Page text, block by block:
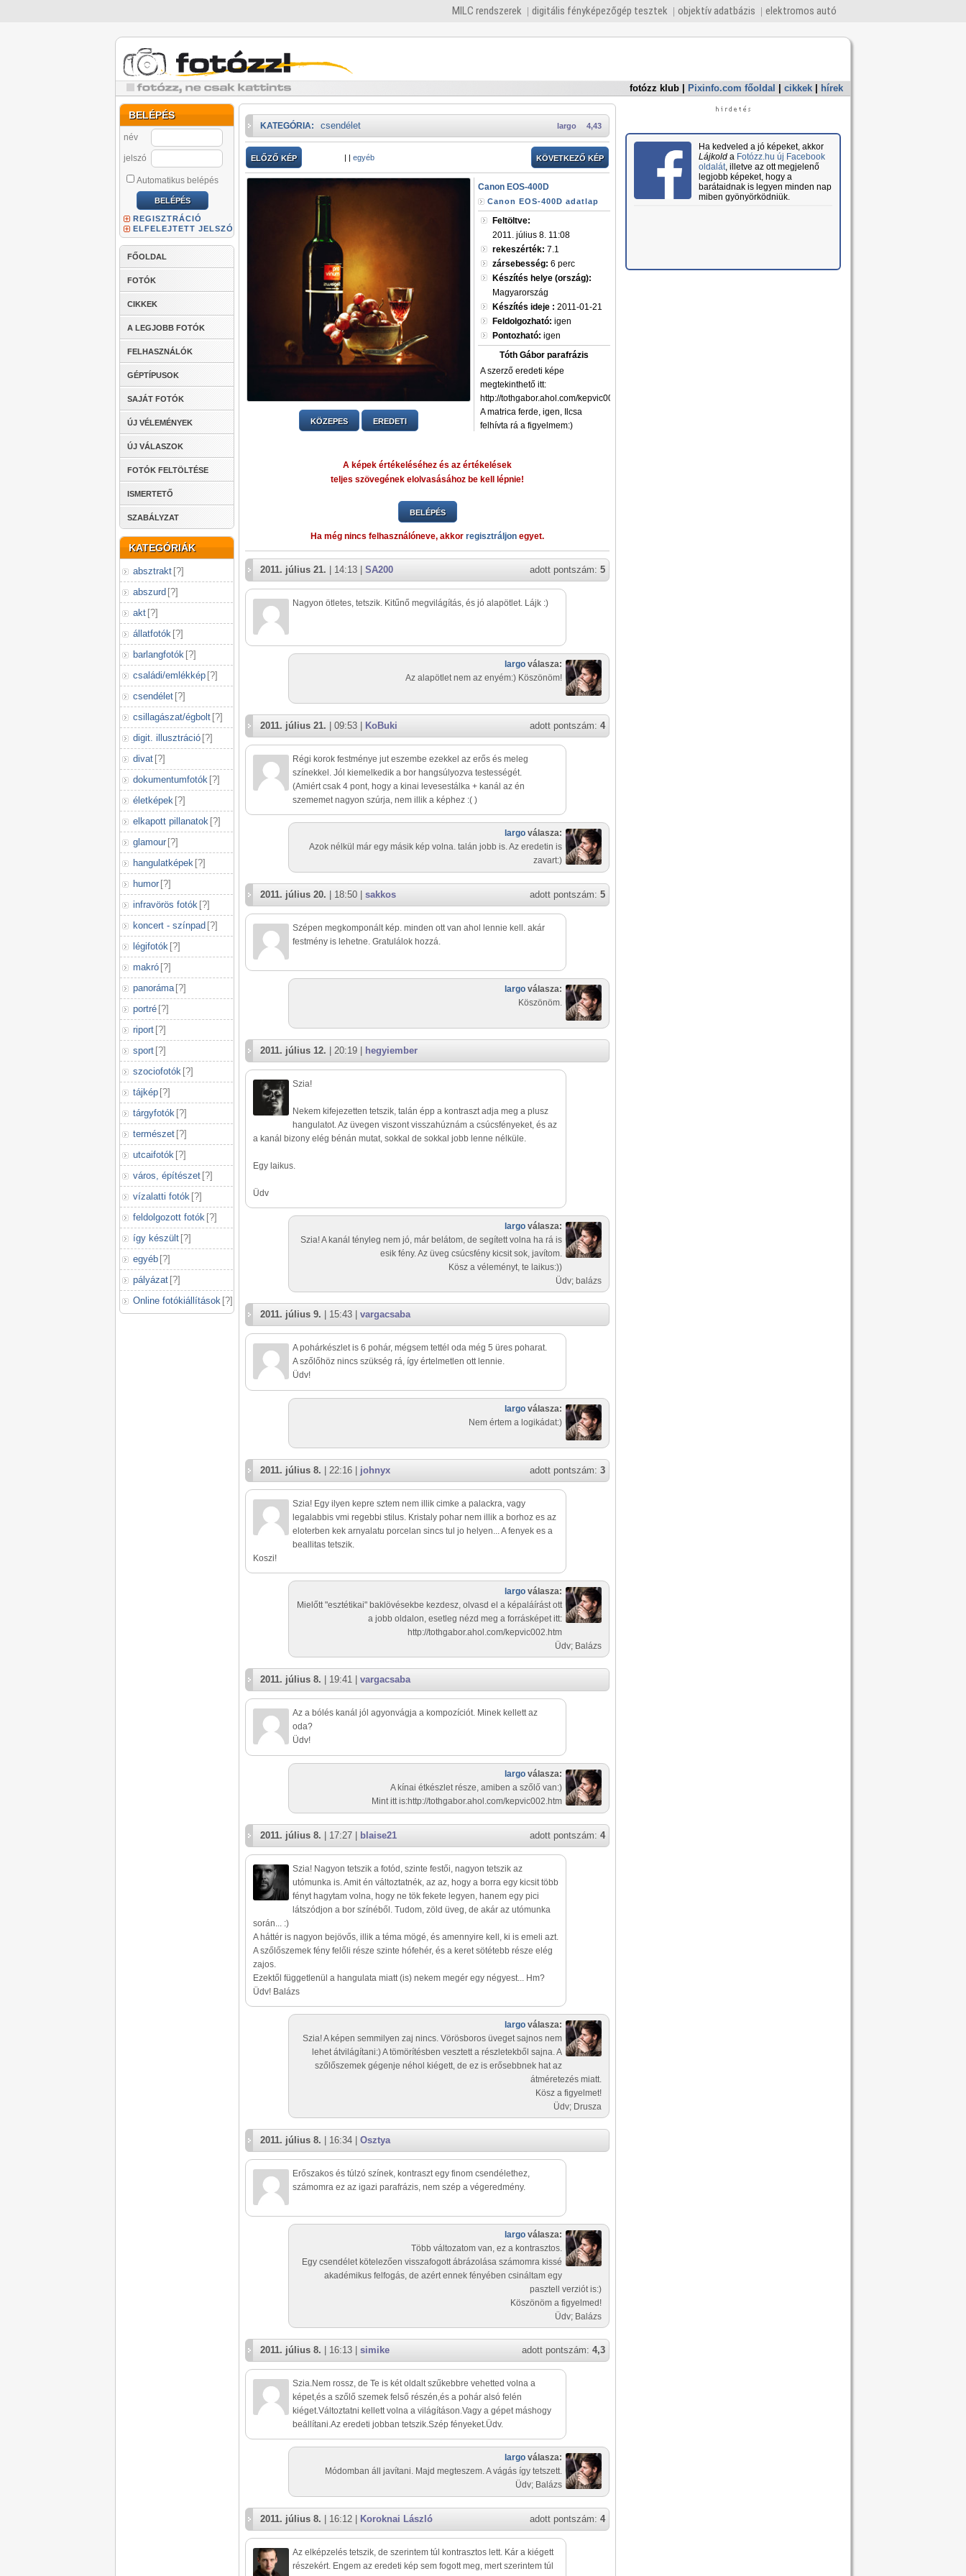
MILC rendszerek digitális fényképezőgép tesztek objektív adatbázis elektromos autó
fotózz klub Pixinfo.com főoldal cikkek hírek
BELÉPÉS
név
jelszó
Automatikus belépés
REGISZTRÁCIÓ
ELFELEJTETT JELSZÓ
FŐOLDAL
FOTÓK
CIKKEK
A LEGJOBB FOTÓK
FELHASZNÁLÓK
GÉPTÍPUSOK
SAJÁT FOTÓK
ÚJ VÉLEMÉNYEK
ÚJ VÁLASZOK
FOTÓK FELTÖLTÉSE
ISMERTETŐ
SZABÁLYZAT
KATEGÓRIÁK
absztrakt [?]
abszurd [?]
akt [?]
állatfotók [?]
barlangfotók [?]
családi/emlékkép [?]
csendélet [?]
csillagászat/égbolt [?]
digit. illusztráció [?]
divat [?]
dokumentumfotók [?]
életképek [?]
elkapott pillanatok [?]
glamour [?]
hangulatképek [?]
humor [?]
infravörös fotók [?]
koncert - színpad [?]
légifotók [?]
makró [?]
panoráma [?]
portré [?]
riport [?]
sport [?]
szociofotók [?]
tájkép [?]
tárgyfotók [?]
természet [?]
utcaifotók [?]
város, építészet [?]
vízalatti fotók [?]
feldolgozott fotók [?]
így készült [?]
egyéb [?]
pályázat [?]
Online fotókiállítások [?]
4,43
largo
KATEGÓRIA: csendélet
ELŐZŐ KÉP | | egyéb KÖVETKEZŐ KÉP
KÖZEPES EREDETI
Canon EOS-400D
Canon EOS-400D adatlap
Feltöltve:
2011. július 8. 11:08
rekeszérték: 7.1
zársebesség: 6 perc
Készítés helye (ország):
Magyarország
Készítés ideje : 2011-01-21
Feldolgozható: igen
Pontozható: igen
Tóth Gábor parafrázis
A szerző eredeti képe
megtekinthető itt:
http://tothgabor.ahol.com/kepvic002.htm
A matrica ferde, igen, Ilcsa
felhívta rá a figyelmem:)
A képek értékeléséhez és az értékelések
teljes szövegének elolvasásához be kell lépnie!
BELÉPÉS
Ha még nincs felhasználóneve, akkor regisztráljon egyet.
adott pontszám: 5
2011. július 21. | 14:13 | SA200
Nagyon ötletes, tetszik. Kitűnő megvilágítás, és jó alapötlet. Lájk :)
largo válasza:
Az alapötlet nem az enyém:) Köszönöm!
adott pontszám: 4
2011. július 21. | 09:53 | KoBuki
Régi korok festménye jut eszembe ezekkel az erős és meleg
színekkel. Jól kiemelkedik a bor hangsúlyozva testességét.
(Amiért csak 4 pont, hogy a kinai levesestálka + kanál az én
szememet nagyon szúrja, nem illik a képhez :( )
largo válasza:
Azok nélkül már egy másik kép volna. talán jobb is. Az eredetin is
zavart:)
adott pontszám: 5
2011. július 20. | 18:50 | sakkos
Szépen megkomponált kép. minden ott van ahol lennie kell. akár
festmény is lehetne. Gratulálok hozzá.
largo válasza:
Köszönöm.
2011. július 12. | 20:19 | hegyiember
Szia!
Nekem kifejezetten tetszik, talán épp a kontraszt adja meg a plusz
hangulatot. Az üvegen viszont visszahúznám a csúcsfényeket, és az
a kanál bizony elég bénán mutat, sokkal de sokkal jobb lenne nélküle.
Egy laikus.
Üdv
largo válasza:
Szia! A kanál tényleg nem jó, már belátom, de segített volna ha rá is
esik fény. Az üveg csúcsfény kicsit sok, javítom.
Kösz a véleményt, te laikus:))
Üdv; balázs
2011. július 9. | 15:43 | vargacsaba
A pohárkészlet is 6 pohár, mégsem tettél oda még 5 üres poharat.
A szőlőhöz nincs szükség rá, így értelmetlen ott lennie.
Üdv!
largo válasza:
Nem értem a logikádat:)
adott pontszám: 3
2011. július 8. | 22:16 | johnyx
Szia! Egy ilyen kepre sztem nem illik cimke a palackra, vagy
legalabbis vmi regebbi stilus. Kristaly pohar nem illik a borhoz es az
eloterben kek arnyalatu porcelan sincs tul jo helyen... A fenyek es a
beallitas tetszik.
Koszi!
largo válasza:
Mielőtt "esztétikai" baklövésekbe kezdesz, olvasd el a képaláírást ott
a jobb oldalon, esetleg nézd meg a forrásképet itt:
http://tothgabor.ahol.com/kepvic002.htm
Üdv; Balázs
2011. július 8. | 19:41 | vargacsaba
Az a bólés kanál jól agyonvágja a kompozíciót. Minek kellett az
oda?
Üdv!
largo válasza:
A kínai étkészlet része, amiben a szőlő van:)
Mint itt is:http://tothgabor.ahol.com/kepvic002.htm
adott pontszám: 4
2011. július 8. | 17:27 | blaise21
Szia! Nagyon tetszik a fotód, szinte festői, nagyon tetszik az
utómunka is. Amit én változtatnék, az az, hogy a borra egy kicsit több
fényt hagytam volna, hogy ne tök fekete legyen, hanem egy pici
látszódjon a bor színéből. Tudom, zöld üveg, de akár az utómunka
során... :)
A háttér is nagyon bejövős, illik a téma mögé, és amennyire kell, ki is emeli azt.
A szőlőszemek fény felőli része szinte hófehér, és a keret sötétebb része elég
zajos.
Ezektől függetlenül a hangulata miatt (is) nekem megér egy négyest... Hm?
Üdv! Balázs
largo válasza:
Szia! A képen semmilyen zaj nincs. Vörösboros üveget sajnos nem
lehet átvilágítani:) A tömörítésben vesztett a részletekből sajna. A
szőlőszemek gégenje néhol kiégett, de ez is erősebbnek hat az
átméretezés miatt.
Kösz a figyelmet!
Üdv; Drusza
2011. július 8. | 16:34 | Osztya
Erőszakos és túlzó színek, kontraszt egy finom csendélethez,
számomra ez az igazi parafrázis, nem szép a végeredmény.
largo válasza:
Több változatom van, ez a kontrasztos.
Egy csendélet kötelezően visszafogott ábrázolása számomra kissé
akadémikus felfogás, de azért ennek fényében csináltam egy
pasztell verziót is:)
Köszönöm a figyelmed!
Üdv; Balázs
adott pontszám: 4,3
2011. július 8. | 16:13 | simike
Szia.Nem rossz, de Te is két oldalt szűkebbre vehetted volna a
képet,és a szőlő szemek felső részén,és a pohár alsó felén
kiéget.Változtatni kellett volna a világításon.Vagy a gépet máshogy
beállítani.Az eredeti jobban tetszik.Szép fényeket.Üdv.
largo válasza:
Módomban áll javítani. Majd megteszem. A vágás így tetszett.
Üdv; Balázs
adott pontszám: 4
2011. július 8. | 16:12 | Koroknai László
Az elképzelés tetszik, de szerintem túl kontrasztos lett. Kár a kiégett
részekért. Engem az eredeti kép sem fogott meg, mert szerintem túl
Ha kedveled a jó képeket, akkor
Lájkolda Fotózz.hu új Facebook
oldalát, illetve az ott megjelenő
legjobb képeket, hogy a
barátaidnak is legyen minden nap
miben gyönyörködniük.